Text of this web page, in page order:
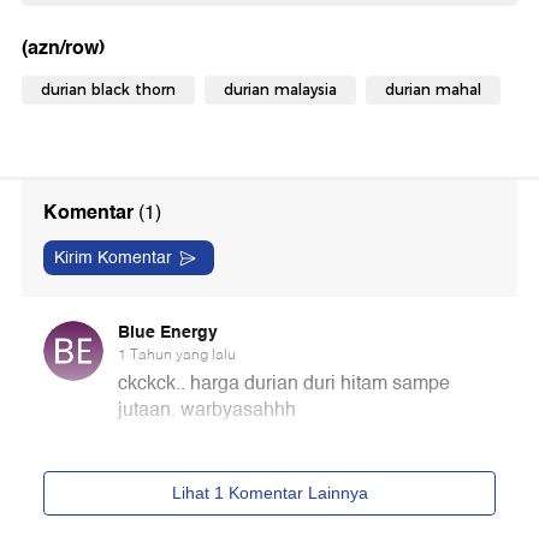
(azn/row)
durian black thorn durian malaysia durian mahal